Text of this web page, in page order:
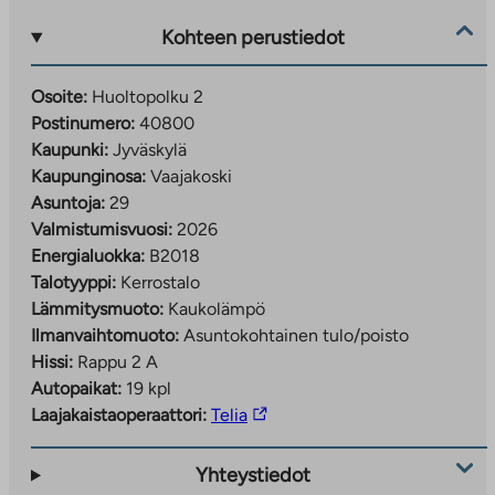
Kohteen perustiedot
Osoite: Huoltopolku 2
Postinumero: 40800
Kaupunki: Jyväskylä
Kaupunginosa: Vaajakoski
Asuntoja: 29
Valmistumisvuosi: 2026
Energialuokka: B2018
Talotyyppi: Kerrostalo
Lämmitysmuoto: Kaukolämpö
Ilmanvaihtomuoto: Asuntokohtainen tulo/poisto
Hissi: Rappu 2 A
Autopaikat: 19 kpl
Laajakaistaoperaattori: TeliaLinkki
ulkopuoliseen
Yhteystiedot